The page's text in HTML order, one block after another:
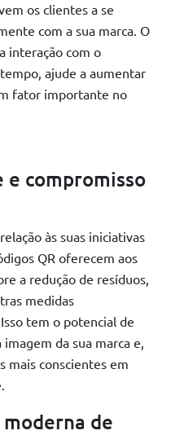
de
compromisso
às suas iniciativas
QR oferecem aos
a redução de resíduos,
medidas
tem o potencial de
da sua marca e,
mais conscientes em
os clientes a se
com a sua marca. O
interação com o
ajude a aumentar
fator importante no